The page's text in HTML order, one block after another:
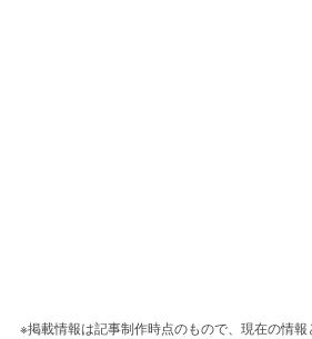
※掲載情報は記事制作時点のもので、現在の情報